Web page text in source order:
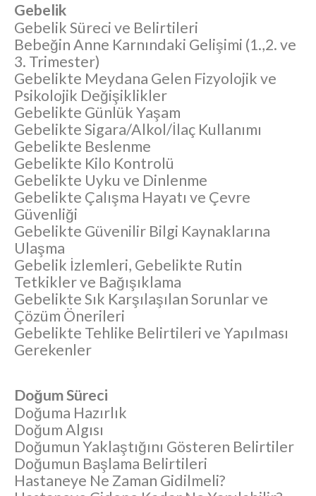
Gebelik
Gebelik Süreci ve Belirtileri
Bebeğin Anne Karnındaki Gelişimi (1.,2. ve
3. Trimester)
Gebelikte Meydana Gelen Fizyolojik ve
Psikolojik Değişiklikler
Gebelikte Günlük Yaşam
Gebelikte Sigara/Alkol/İlaç Kullanımı
Gebelikte Beslenme
Gebelikte Kilo Kontrolü
Gebelikte Uyku ve Dinlenme
Gebelikte Çalışma Hayatı ve Çevre
Güvenliği
Gebelikte Güvenilir Bilgi Kaynaklarına
Ulaşma
Gebelik İzlemleri, Gebelikte Rutin
Tetkikler ve Bağışıklama
Gebelikte Sık Karşılaşılan Sorunlar ve
Çözüm Önerileri
Gebelikte Tehlike Belirtileri ve Yapılması
Gerekenler
Doğum Süreci
Doğuma Hazırlık
Doğum Algısı
Doğumun Yaklaştığını Gösteren Belirtiler
Doğumun Başlama Belirtileri
Hastaneye Ne Zaman Gidilmeli?